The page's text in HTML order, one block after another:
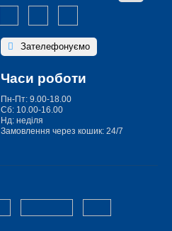
Зателефонуємо
Часи роботи
Пн-Пт: 9.00-18.00
Сб: 10.00-16.00
Нд: неділя
Замовлення через кошик: 24/7